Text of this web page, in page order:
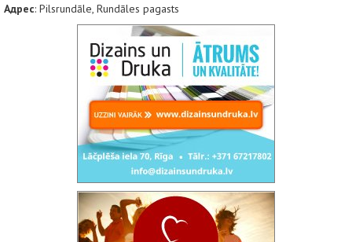
Адрес: Pilsrundāle, Rundāles pagasts